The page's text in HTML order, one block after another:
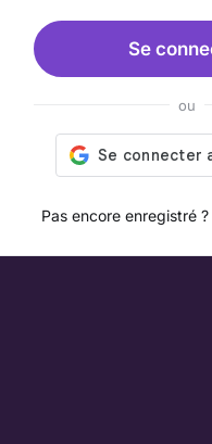
Se
ou
Pas encore enregistré ?